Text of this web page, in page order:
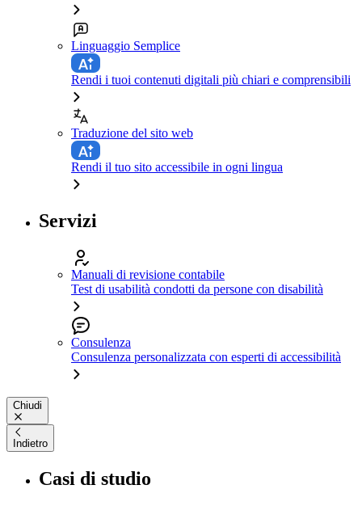
Linguaggio Semplice
Rendi i tuoi contenuti digitali più chiari e comprensibili
Traduzione del sito web
Rendi il tuo sito accessibile in ogni lingua
Servizi
Manuali di revisione contabile
Test di usabilità condotti da persone con disabilità
Consulenza
Consulenza personalizzata con esperti di accessibilità
Chiudi
Indietro
Casi di studio